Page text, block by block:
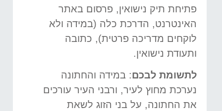
פתיחת תיק נישואין, פרסום באתר
האינטרנט, הדרכת כלה (במידה ולא
לוקחים מדריכה פרטית), כתובה
ותעודת נישואין.
לתשומת לבכם: במידה והחתונה
נערכת מחוץ לעיר, ורבני העיר עורכים
את החתונה, על בני הזוג לשאת